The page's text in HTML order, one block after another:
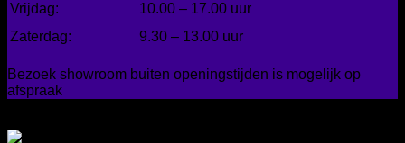
Vrijdag:
10.00 – 17.00 uur
Zaterdag:
9.30 – 13.00 uur
Bezoek showroom buiten openingstijden is mogelijk op
afspraak